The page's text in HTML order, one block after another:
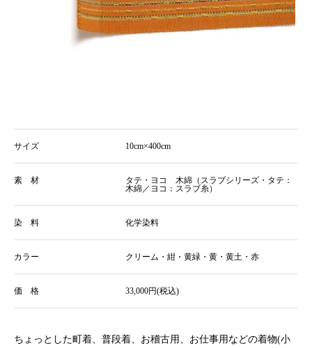
サイズ 10cm×400cm
素 材
タテ・ヨコ 木綿（スラブシリーズ・タテ：
木綿／ヨコ：スラブ糸）
染 料 化学染料
カラー クリーム・紺・黄緑・黄・黄土・赤
価 格 33,000円(税込)
ちょっとした町着、普段着、お稽古用、お仕事用などの着物(小